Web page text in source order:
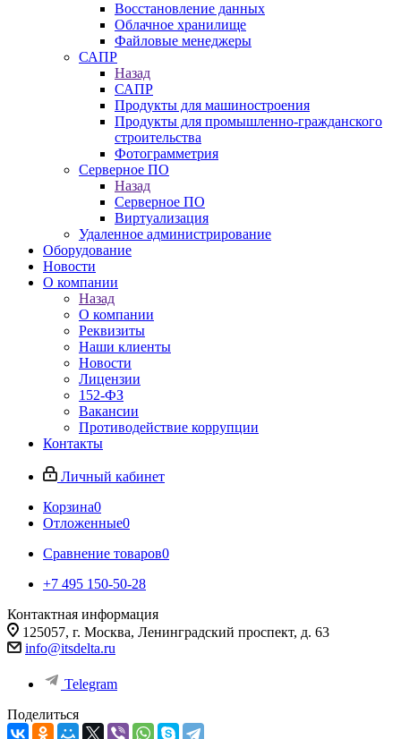
Восстановление данных
Облачное хранилище
Файловые менеджеры
САПР
Назад
САПР
Продукты для машиностроения
Продукты для промышленно-гражданского
строительства
Фотограмметрия
Серверное ПО
Назад
Серверное ПО
Виртуализация
Удаленное администрирование
Оборудование
Новости
О компании
Назад
О компании
Реквизиты
Наши клиенты
Новости
Лицензии
152-ФЗ
Вакансии
Противодействие коррупции
Контакты
Личный кабинет
Корзина0
Отложенные0
Сравнение товаров0
+7 495 150-50-28
Контактная информация
125057, г. Москва, Ленинградский проспект, д. 63
info@itsdelta.ru
Telegram
Поделиться